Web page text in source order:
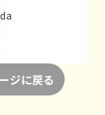
ジに戻る